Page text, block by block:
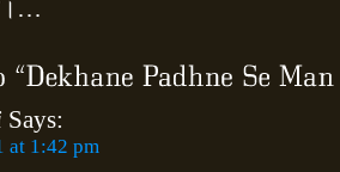
Says:
at 1:42 pm